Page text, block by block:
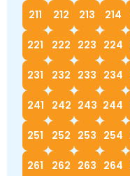
211 212 213 214
221 222 223 224
231 232 233 234
241 242 243 244
251 252 253 254
261 262 263 264